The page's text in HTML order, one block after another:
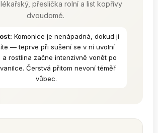
přeslička rolní a list kopřivy
dvoudomé.
Komonice je nenápadná, dokud ji
— teprve při sušení se v ní uvolní
a rostlina začne intenzivně vonět po
Čerstvá přitom nevoní téměř
vůbec.